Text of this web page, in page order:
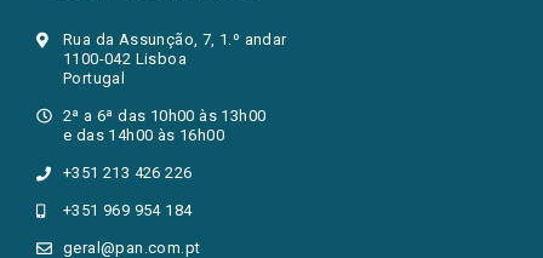
Rua da Assunção, 7, 1.º andar
1100-042 Lisboa
Portugal
2ª a 6ª das 10h00 às 13h00
e das 14h00 às 16h00
+351 213 426 226
+351 969 954 184
geral@pan.com.pt